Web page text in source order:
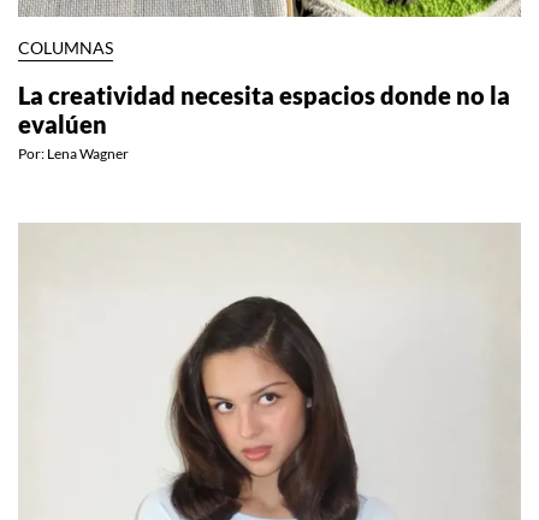
COLUMNAS
La creatividad necesita espacios donde no la
evalúen
Por: Lena Wagner